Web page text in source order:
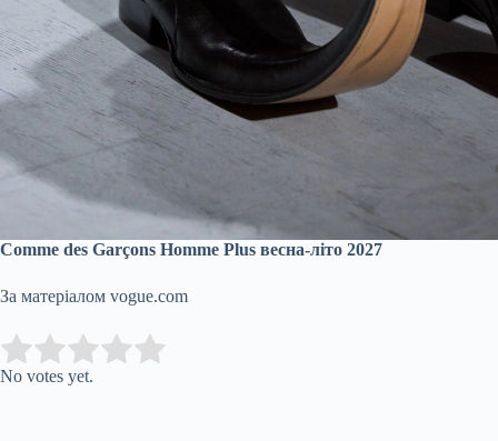
Comme des Garçons Homme Plus весна-літо 2027
За матеріалом vogue.com
Rate this item:
No votes yet.